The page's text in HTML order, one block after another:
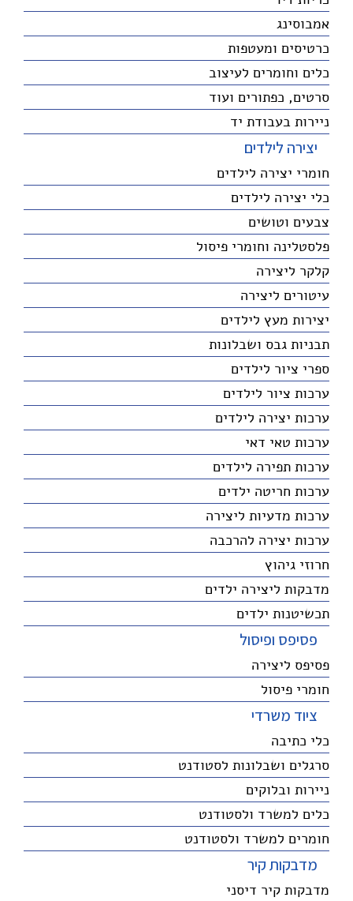
אמבוסינג
כרטיסים ומעטפות
כלים וחומרים לעיצוב
סרטים, כפתורים ועוד
ניירות בעבודת יד
יצירה לילדים
חומרי יצירה לילדים
כלי יצירה לילדים
צבעים וטושים
פלסטלינה וחומרי פיסול
קלקר ליצירה
עיטורים ליצירה
יצירות מעץ לילדים
תבניות גבס ושבלונות
ספרי ציור לילדים
ערכות ציור לילדים
ערכות יצירה לילדים
ערכות טאי דאי
ערכות תפירה לילדים
ערכות חריטה ילדים
ערכות מדעיות ליצירה
ערכות יצירה להרכבה
חרוזי גיהוץ
מדבקות ליצירה ילדים
תכשיטנות ילדים
פסיפס ופיסול
פסיפס ליצירה
חומרי פיסול
ציוד משרדי
כלי כתיבה
סרגלים ושבלונות לסטודנט
ניירות ובלוקים
כלים למשרד ולסטודנט
חומרים למשרד ולסטודנט
מדבקות קיר
מדבקות קיר דיסני